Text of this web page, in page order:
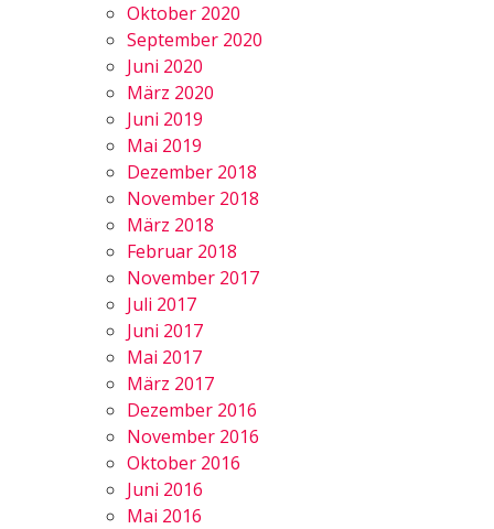
Oktober 2020
September 2020
Juni 2020
März 2020
Juni 2019
Mai 2019
Dezember 2018
November 2018
März 2018
Februar 2018
November 2017
Juli 2017
Juni 2017
Mai 2017
März 2017
Dezember 2016
November 2016
Oktober 2016
Juni 2016
Mai 2016